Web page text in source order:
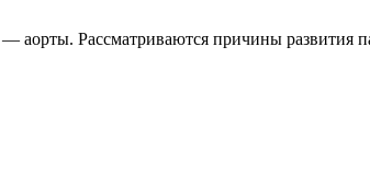
— аорты. Рассматриваются причины